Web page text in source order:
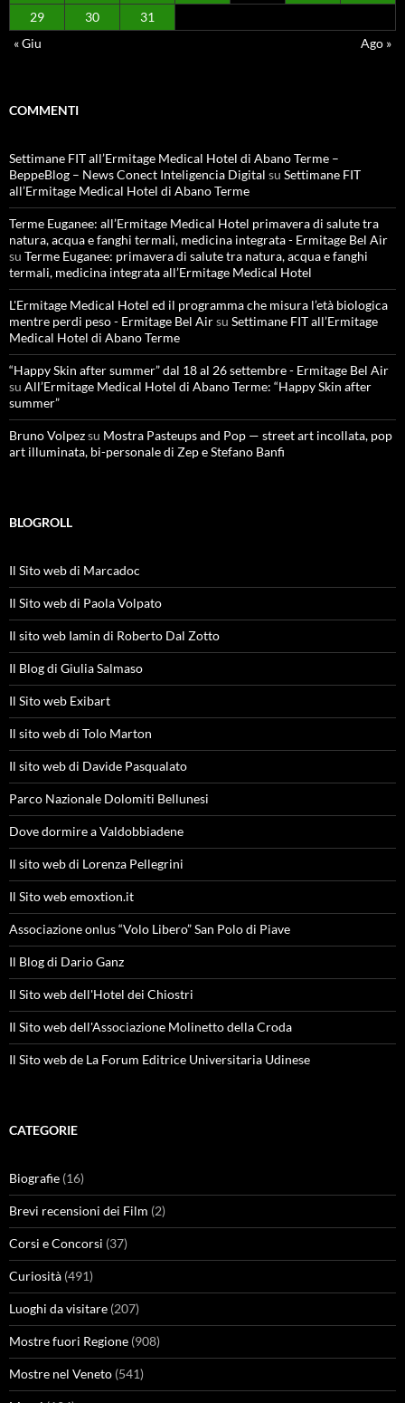
29
30
31
« Giu
Ago »
COMMENTI
Settimane FIT all’Ermitage Medical Hotel di Abano Terme –
BeppeBlog – News Conect Inteligencia Digital su Settimane FIT
all’Ermitage Medical Hotel di Abano Terme
Terme Euganee: all’Ermitage Medical Hotel primavera di salute tra
natura, acqua e fanghi termali, medicina integrata - Ermitage Bel Air
su Terme Euganee: primavera di salute tra natura, acqua e fanghi
termali, medicina integrata all’Ermitage Medical Hotel
L'Ermitage Medical Hotel ed il programma che misura l’età biologica
mentre perdi peso - Ermitage Bel Airsu Settimane FIT all’Ermitage
Medical Hotel di Abano Terme
“Happy Skin after summer” dal 18 al 26 settembre - Ermitage Bel Air
su All’Ermitage Medical Hotel di Abano Terme: “Happy Skin after
summer”
Bruno Volpezsu Mostra Pasteups and Pop — street art incollata, pop
art illuminata, bi-personale di Zep e Stefano Banfi
BLOGROLL
Il Sito web di Marcadoc
Il Sito web di Paola Volpato
Il sito web Iamin di Roberto Dal Zotto
Il Blog di Giulia Salmaso
Il Sito web Exibart
Il sito web di Tolo Marton
Il sito web di Davide Pasqualato
Parco Nazionale Dolomiti Bellunesi
Dove dormire a Valdobbiadene
Il sito web di Lorenza Pellegrini
Il Sito web emoxtion.it
Associazione onlus “Volo Libero” San Polo di Piave
Il Blog di Dario Ganz
Il Sito web dell'Hotel dei Chiostri
Il Sito web dell'Associazione Molinetto della Croda
Il Sito web de La Forum Editrice Universitaria Udinese
CATEGORIE
Biografie (16)
Brevi recensioni dei Film (2)
Corsi e Concorsi (37)
Curiosità (491)
Luoghi da visitare (207)
Mostre fuori Regione (908)
Mostre nel Veneto (541)